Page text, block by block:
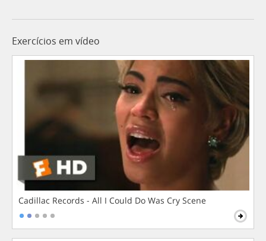
Exercícios em vídeo
Cadillac Records - All I Could Do Was Cry Scene